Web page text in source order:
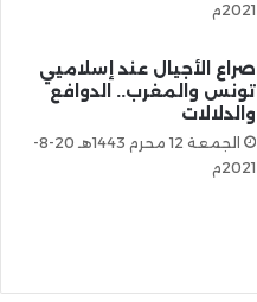
2021م
صراع الأجيال عند إسلاميي
تونس والمغرب.. الدوافع
والدلالات
الجمعة 12 محرم 1443هـ 20-8-
2021م